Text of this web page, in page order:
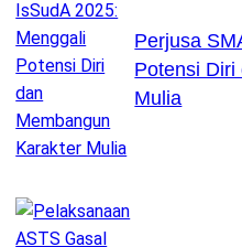
Perjusa
Potensi Diri
Mulia